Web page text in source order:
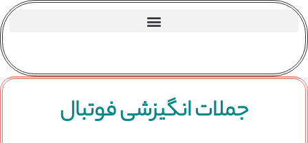
جملات انگیزشی فوتبال